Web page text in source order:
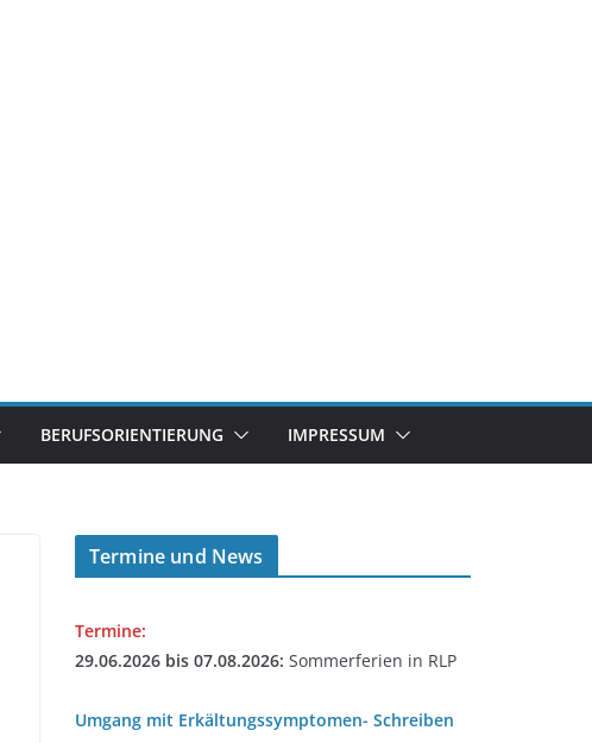
BERUFSORIENTIERUNG IMPRESSUM
Termine und News
Termine:
29.06.2026 bis 07.08.2026: Sommerferien in RLP
Umgang mit Erkältungssymptomen- Schreiben